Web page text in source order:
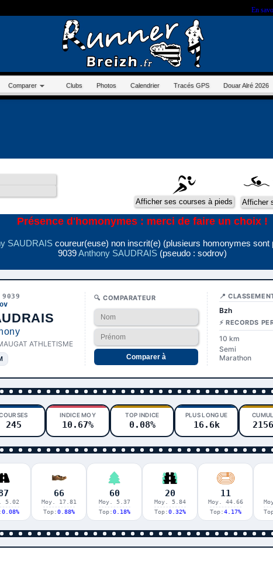
En
Comparer Clubs Photos Calendrier Tracés GPS Douar Alré 2026
Présence d'homonymes : merci de faire un choix !
SAUDRAIScoureur(euse) non inscrit(e) (plusieurs homonymes sont
9039Anthony SAUDRAIS(pseudo : sodrov)
9039
ATHLETISME
🔍 COMPARATEUR
Comparer à
📍
Bzh
⚡ RECORDS
10 km
Semi
Marathon
245
INDICE MOY
10.67%
TOP INDICE
0.08%
PLUS LONGUE
16.6k
5.02
0.08%
66
Moy. 17.81
Top:0.88%
60
Moy. 5.37
Top:0.18%
20
Moy. 5.84
Top:0.32%
11
Moy. 44.66
Top:4.17%